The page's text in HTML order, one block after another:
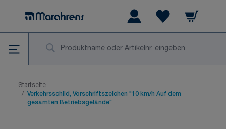
Warenkorb
Startseite
/ Verkehrsschild, Vorschriftszeichen "10 km/h Auf dem
gesamten Betriebsgelände"